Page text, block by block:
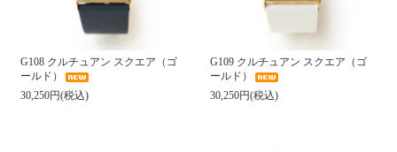
G108 クルチュアン スクエア（ゴ
ールド）
30,250円(税込)
G109 クルチュアン スクエア（ゴ
ールド）
30,250円(税込)